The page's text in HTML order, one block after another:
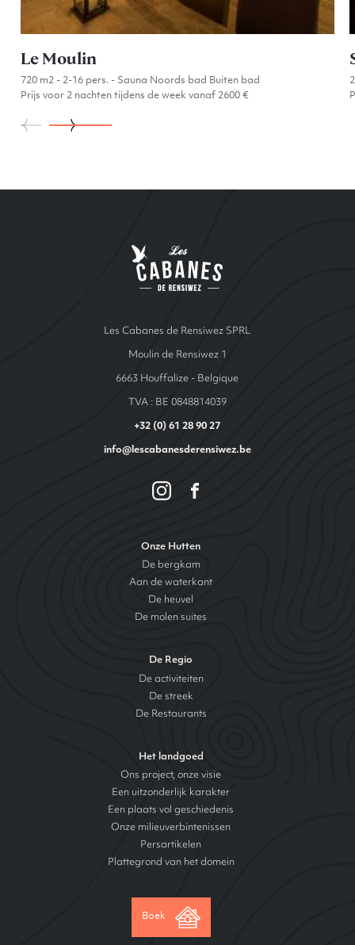
Le Moulin
720 m2 - 2-16 pers. - Sauna Noords bad Buiten bad
Prijs voor 2 nachten tijdens de week vanaf 2600 €
Les Cabanes de Rensiwez SPRL
Moulin de Rensiwez 1
6663 Houffalize - Belgique
TVA : BE 0848814039
+32 (0) 61 28 90 27
info@lescabanesderensiwez.be
Onze Hutten
De bergkam
Aan de waterkant
De heuvel
De molen suites
De Regio
De activiteiten
De streek
De Restaurants
Het landgoed
Ons project, onze visie
Een uitzonderlijk karakter
Een plaats vol geschiedenis
Onze milieuverbintenissen
Persartikelen
Plattegrond van het domein
Boek